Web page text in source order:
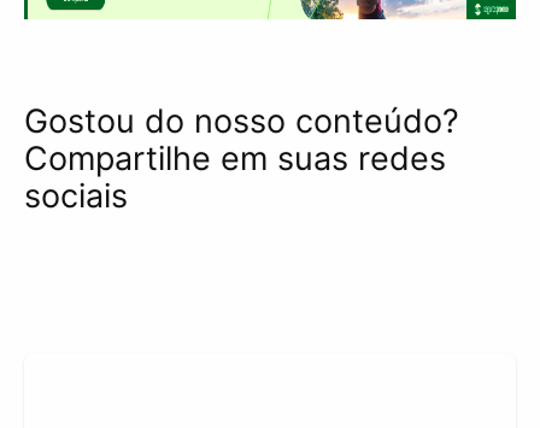
Gostou do nosso conteúdo?
Compartilhe em suas redes
sociais